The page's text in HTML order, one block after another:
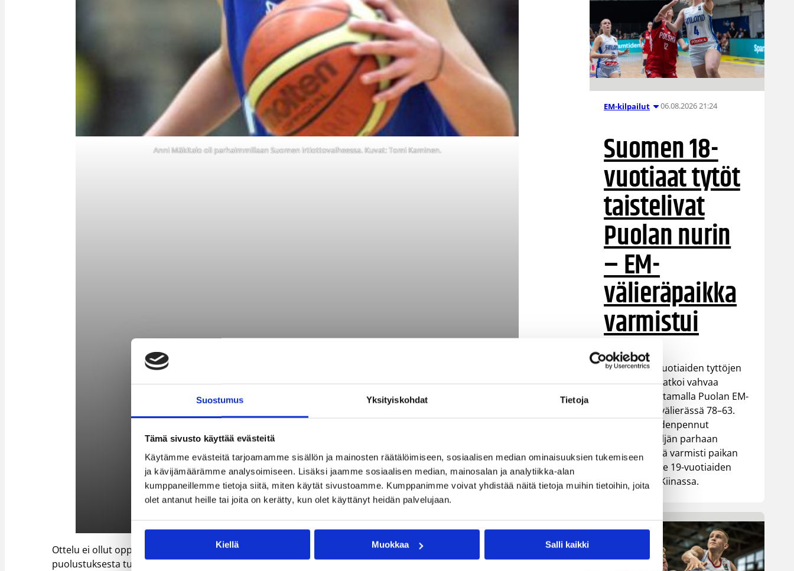
Suostumus Yksityiskohdat Tietoja
Tämä sivusto käyttää evästeitä
Käytämme evästeitä tarjoamamme sisällön ja mainosten räätälöimiseen, sosiaalisen median ominaisuuksien tukemiseen
ja kävijämäärämme analysoimiseen. Lisäksi jaamme sosiaalisen median, mainosalan ja analytiikka-alan
kumppaneillemme tietoja siitä, miten käytät sivustoamme. Kumppanimme voivat yhdistää näitä tietoja muihin tietoihin, joita
olet antanut heille tai joita on kerätty, kun olet käyttänyt heidän palvelujaan.
Kiellä Muokkaa Salli kaikki
Anni Mäkitalo oli parhaimmillaan Suomen irtiottovaiheessa. Kuvat: Tomi Kaminen.
Ottelu ei ollut oppitunti koripallon hienouksista, sillä vastakkain asettuivat kaksi säästelemättömästä
puolustuksesta tunnettua joukkuetta.
EM-kilpailut 06.08.2026 21:24
Suomen 18-
vuotiaat tytöt
taistelivat
Puolan nurin
– EM-
välieräpaikka
varmistui
Suomen 18-vuotiaiden tyttöjen
maajoukkue jatkoi vahvaa
kesäänsä kaatamalla Puolan EM-
kisojen puolivälierässä 78–63.
Voitto vei Sudenpennut
Euroopan neljän parhaan
joukkoon sekä varmisti paikan
ensi kesän alle 19-vuotiaiden
MM-kisoihin Kiinassa.